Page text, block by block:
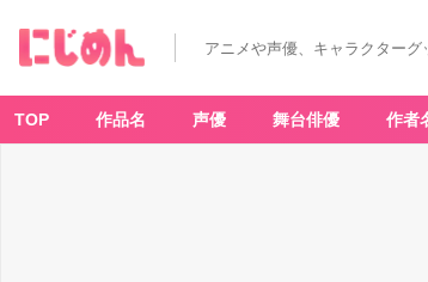
アニメや声優、キャラクター
TOP 作品名 声優 舞台俳優 作者